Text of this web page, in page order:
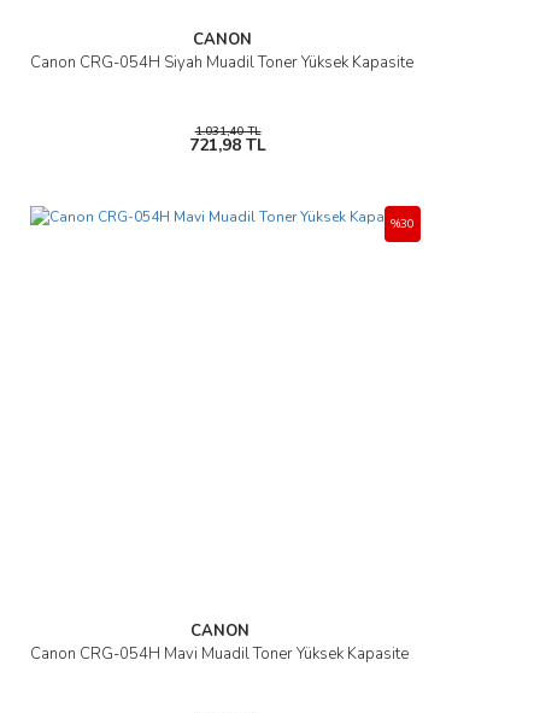
CANON
Canon CRG-054H Siyah Muadil Toner Yüksek Kapasite
1.031,40 TL
721,98 TL
CANON
Canon CRG-054H Mavi Muadil Toner Yüksek Kapasite
%30